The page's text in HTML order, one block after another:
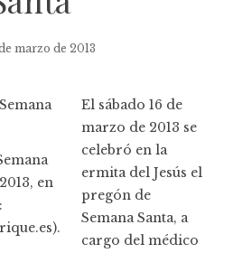
marzo de 2013
en
El sábado 16 de
marzo de 2013 se
celebró en la
ermita del Jesús el
pregón de
Semana Santa, a
cargo del médico